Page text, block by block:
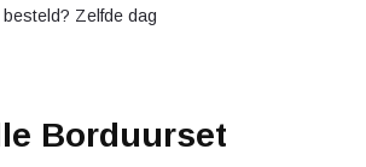
Zelfde dag
Borduurset